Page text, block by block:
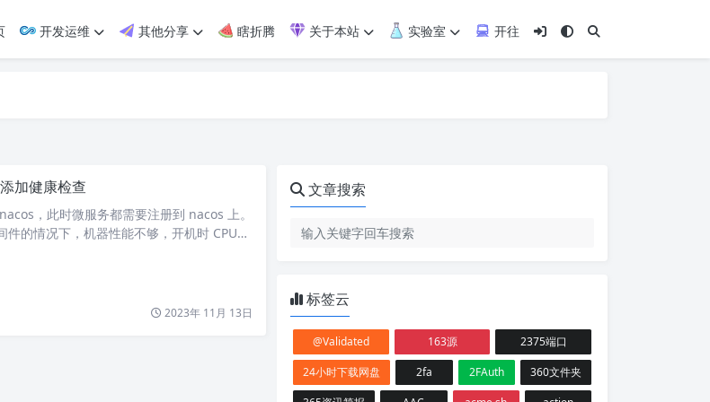
开发运维 其他分享 瞎折腾 关于本站 实验室
开往
加健康检查
，此时微服务都需要注册到 nacos 上。
的情况下，机器性能不够，开机时 CPU
2023年 11月 13日
文章搜索
标签云
@Validated 163源
2375端口
24小时下载网盘
2fa 2FAuth
360文件夹